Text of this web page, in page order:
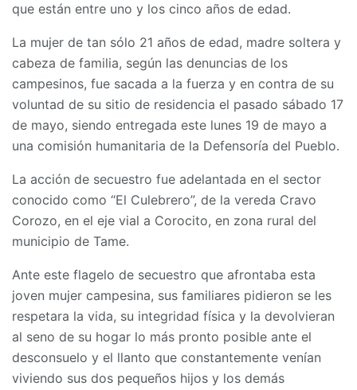
que están entre uno y los cinco años de edad.
La mujer de tan sólo 21 años de edad, madre soltera y
cabeza de familia, según las denuncias de los
campesinos, fue sacada a la fuerza y en contra de su
voluntad de su sitio de residencia el pasado sábado 17
de mayo, siendo entregada este lunes 19 de mayo a
una comisión humanitaria de la Defensoría del Pueblo.
La acción de secuestro fue adelantada en el sector
conocido como “El Culebrero”, de la vereda Cravo
Corozo, en el eje vial a Corocito, en zona rural del
municipio de Tame.
Ante este flagelo de secuestro que afrontaba esta
joven mujer campesina, sus familiares pidieron se les
respetara la vida, su integridad física y la devolvieran
al seno de su hogar lo más pronto posible ante el
desconsuelo y el llanto que constantemente venían
viviendo sus dos pequeños hijos y los demás